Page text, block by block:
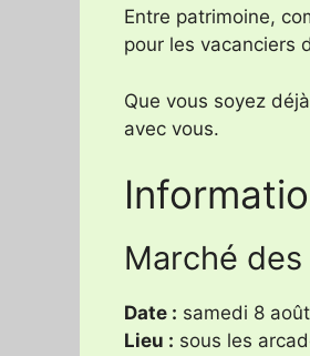
Entre patrimoine,
pour les vacanciers
Que vous soyez
avec vous.
Marché
Date : samedi 8
Lieu : sous les